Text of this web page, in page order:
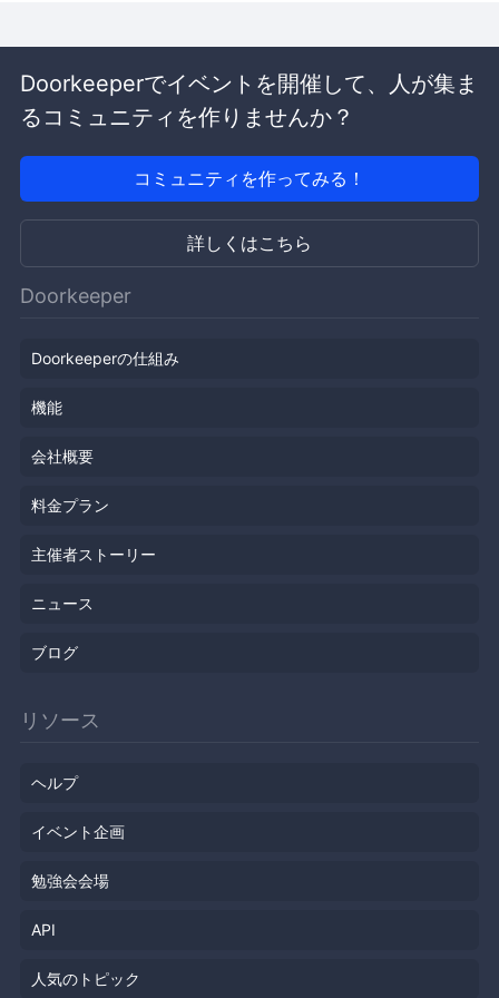
Doorkeeperでイベントを開催して、人が集ま
るコミュニティを作りませんか？
コミュニティを作ってみる！
詳しくはこちら
Doorkeeper
Doorkeeperの仕組み
機能
会社概要
料金プラン
主催者ストーリー
ニュース
ブログ
リソース
ヘルプ
イベント企画
勉強会会場
API
人気のトピック